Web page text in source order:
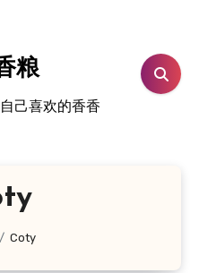
粮
己喜欢的香香
Coty